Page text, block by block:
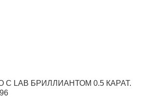
LAB БРИЛЛИАНТОМ 0.5 КАРАТ.